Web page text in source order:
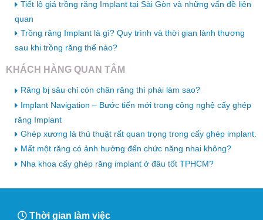
Tiết lộ giá trồng răng Implant tại Sài Gòn và những vấn đề liên
quan
Trồng răng Implant là gì? Quy trình và thời gian lành thương
sau khi trồng răng thế nào?
KHÁCH HÀNG QUAN TÂM
Răng bị sâu chỉ còn chân răng thì phải làm sao?
Implant Navigation – Bước tiến mới trong công nghệ cấy ghép
răng Implant
Ghép xương là thủ thuật rất quan trọng trong cấy ghép implant.
Mất một răng có ảnh hưởng đến chức năng nhai không?
Nha khoa cấy ghép răng implant ở đâu tốt TPHCM?
Thời gian làm việc